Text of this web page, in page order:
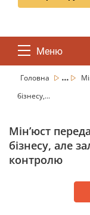
Меню
Головна ...
бізнесу,...
Мін’юст
бізнесу, але
контролю